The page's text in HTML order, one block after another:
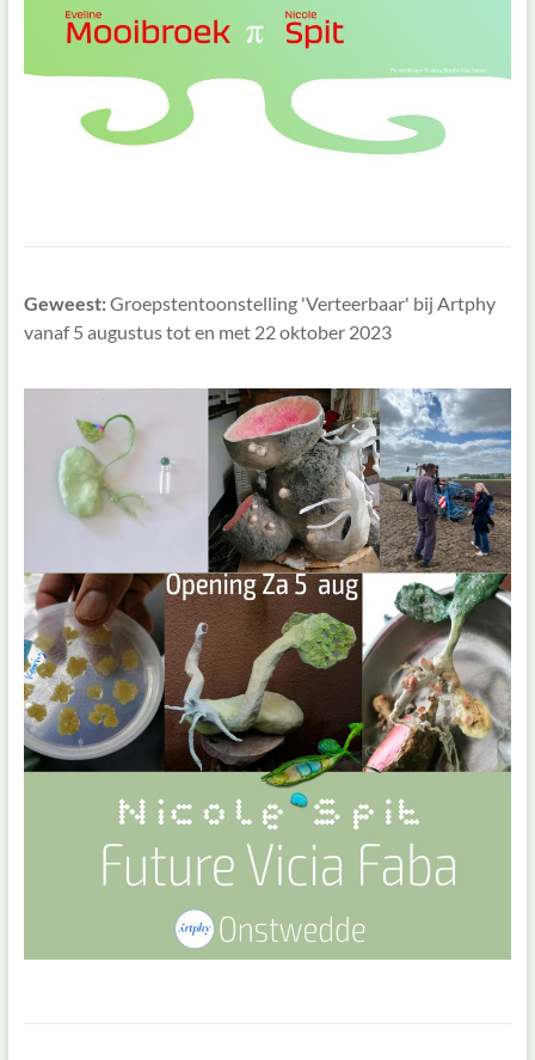
Geweest:Groepstentoonstelling 'Verteerbaar' bij Artphy
vanaf 5 augustus tot en met 22 oktober 2023